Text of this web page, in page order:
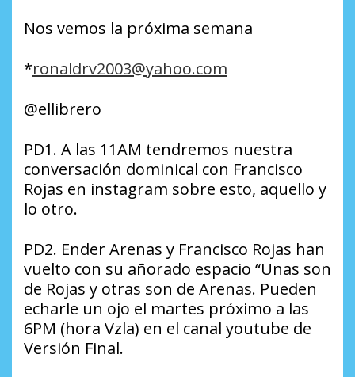
Nos vemos la próxima semana
*ronaldrv2003@yahoo.com
@ellibrero
PD1. A las 11AM tendremos nuestra
conversación dominical con Francisco
Rojas en instagram sobre esto, aquello y
lo otro.
PD2. Ender Arenas y Francisco Rojas han
vuelto con su añorado espacio “Unas son
de Rojas y otras son de Arenas. Pueden
echarle un ojo el martes próximo a las
6PM (hora Vzla) en el canal youtube de
Versión Final.